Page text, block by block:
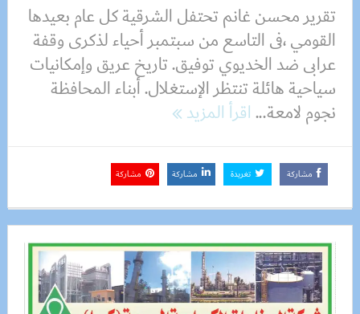
تقرير محسن غانم تحتفل الشرقية كل عام بعيدها
القومي ،فى التاسع من سبتمبر أحياء لذكرى وقفة
عرابى ضد الخديوي توفيق. تاريخ عريق وإمكانيات
سياحية هائلة تنتظر الإستغلال. أبناء المحافظة
نجوم لامعة...اقرأ المزيد
مشاركة تغريدة مشاركة مشاركة